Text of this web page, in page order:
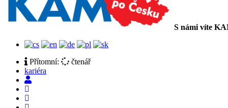
S námi víte
Přítomní:
čtenář
kariéra